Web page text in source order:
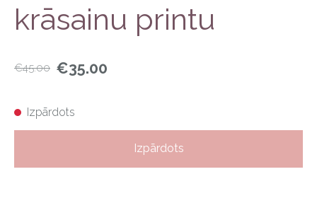
krāsainu printu
€45.00 €35.00
Izpārdots
Izpārdots